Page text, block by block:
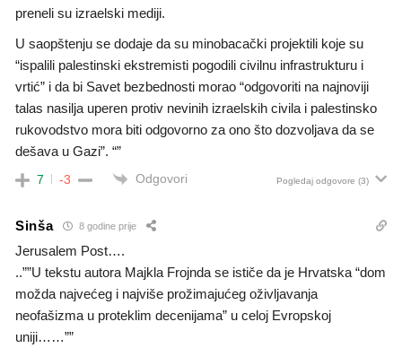
preneli su izraelski mediji.
U saopštenju se dodaje da su minobacački projektili koje su
“ispalili palestinski ekstremisti pogodili civilnu infrastrukturu i
vrtić” i da bi Savet bezbednosti morao “odgovoriti na najnoviji
talas nasilja uperen protiv nevinih izraelskih civila i palestinsko
rukovodstvo mora biti odgovorno za ono što dozvoljava da se
dešava u Gazi”. “”
7 -3 Odgovori Pogledaj odgovore (3)
Sinša 8 godine prije
Jerusalem Post….
..””U tekstu autora Majkla Frojnda se ističe da je Hrvatska “dom
možda najvećeg i najviše prožimajućeg oživljavanja
neofašizma u proteklim decenijama” u celoj Evropskoj
uniji……””